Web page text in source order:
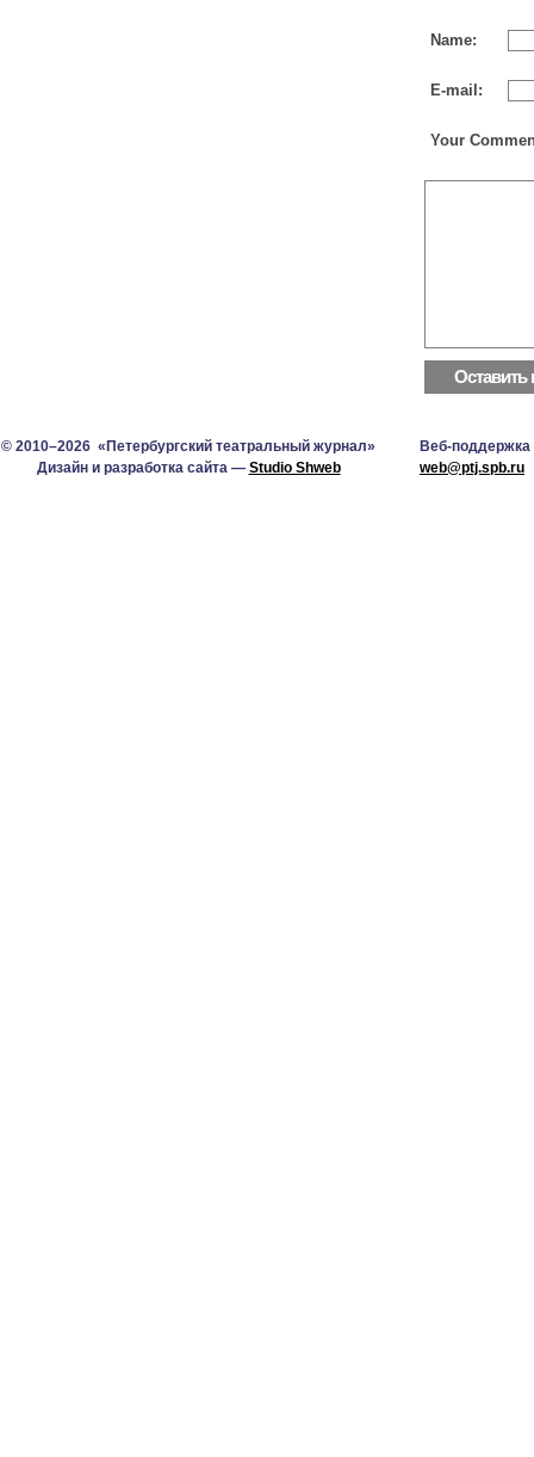
Name:
E-mail:
Your
© 2010–2026 «Петербургский театральный журнал»
Дизайн и разработка сайта — Studio Shweb
Веб-поддержка
web@ptj.spb.ru